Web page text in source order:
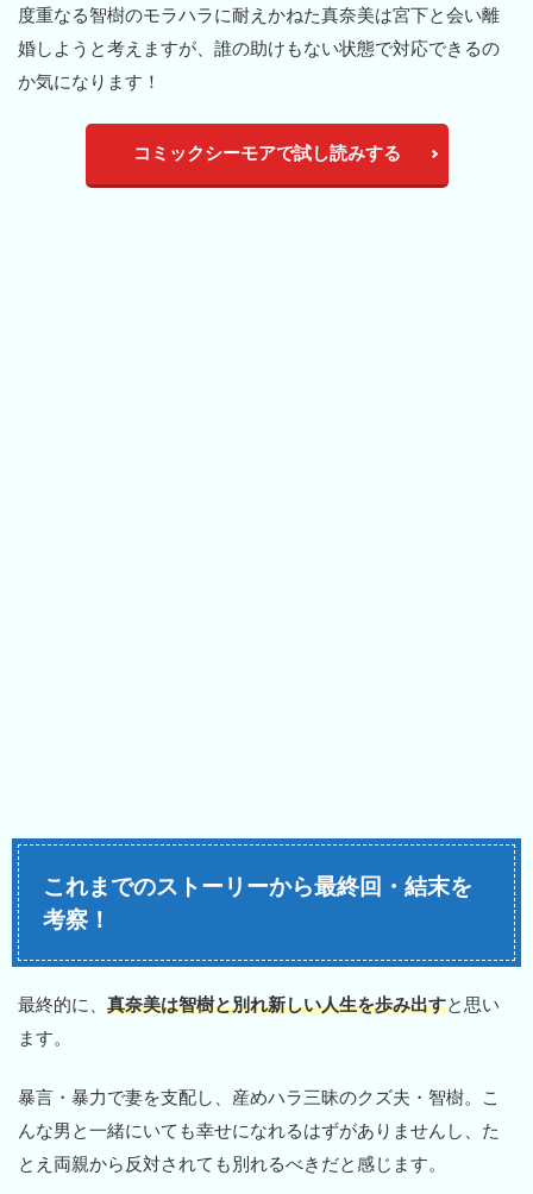
度重なる智樹のモラハラに耐えかねた真奈美は宮下と会い離
婚しようと考えますが、誰の助けもない状態で対応できるの
か気になります！
コミックシーモアで試し読みする
これまでのストーリーから最終回・結末を
考察！
最終的に、 真奈美は智樹と別れ新しい人生を歩み出すと思い
ます。
暴言・暴力で妻を支配し、産めハラ三昧のクズ夫・智樹。こ
んな男と一緒にいても幸せになれるはずがありませんし、た
とえ両親から反対されても別れるべきだと感じます。